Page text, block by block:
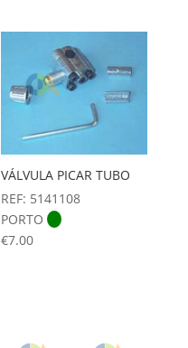
VÁLVULA PICAR TUBO
REF: 5141108
PORTO
€7.00